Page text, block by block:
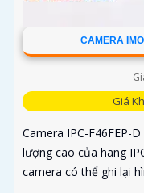
CAMERA
Giá
Camera IPC-F46FEP-
lượng cao của hãng
camera có thể ghi lại